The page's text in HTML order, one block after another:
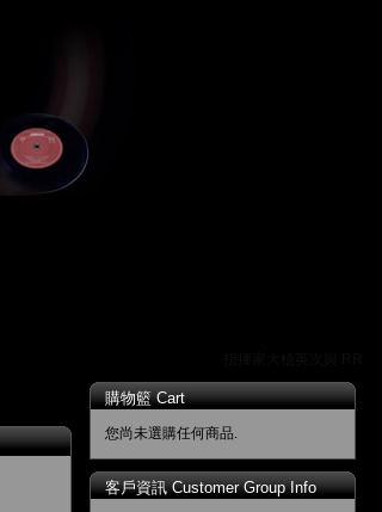
購物籃 Cart
您尚未選購任何商品.
客戶資訊 Customer Group Info